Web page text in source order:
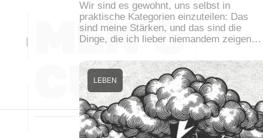
Wir sind es gewohnt, uns selbst in
praktische Kategorien einzuteilen: Das
sind meine Stärken, und das sind die
Dinge, die ich lieber niemandem zeigen…
LEBEN